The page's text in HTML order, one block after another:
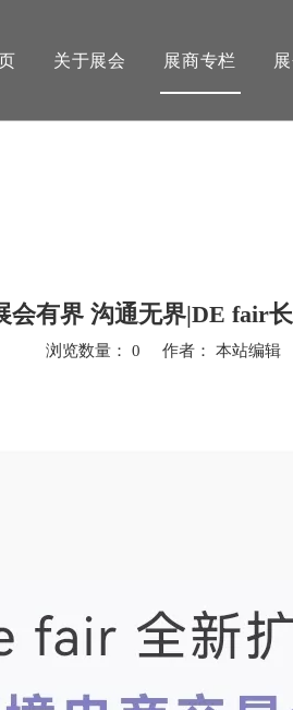
关于展会 展商专栏
会有界 沟通无界|DE fair
浏览数量： 0 作者： 本站编辑